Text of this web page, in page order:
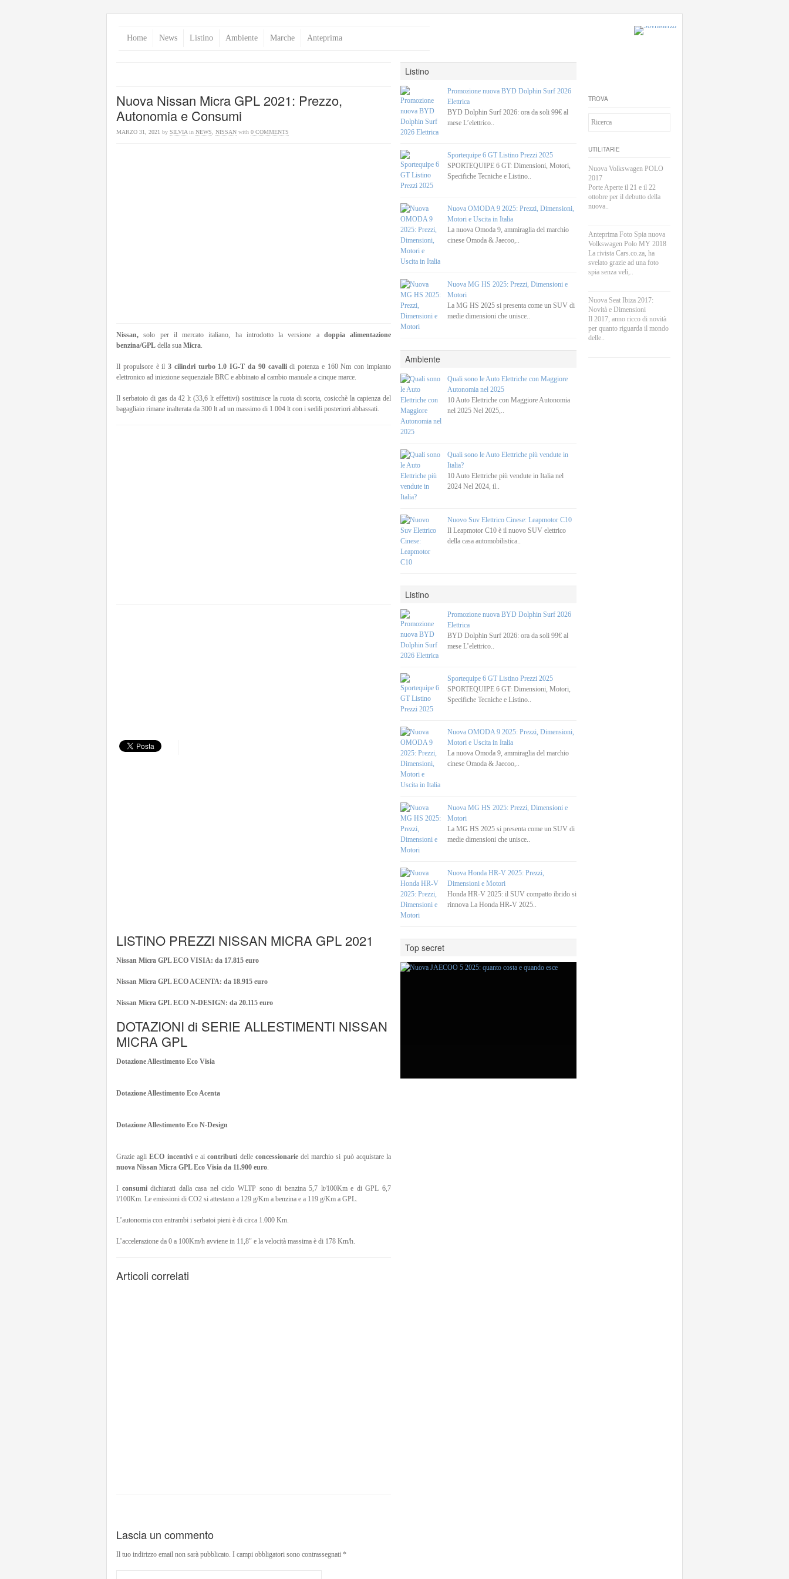
Home News Listino Ambiente Marche Anteprima
Nuova Nissan Micra GPL 2021: Prezzo,
Autonomia e Consumi
MARZO 31, 2021 by SILVIA in NEWS NISSAN with 0 COMMENTS
Nissan, solo per il mercato italiano, ha introdotto la versione adoppia alimentazione
benzina/GPL della sua Micra.
Il propulsore è il3 cilindri turbo 1.0 IG-T da 90 cavallidi potenza e 160 Nm con impianto
elettronico ad iniezione sequenziale BRC e abbinato al cambio manuale a cinque marce.
Il serbatoio di gas da 42 lt (33,6 lt effettivi) sostituisce la ruota di scorta, cosicchè la capienza del
bagagliaio rimane inalterata da 300 lt ad un massimo di 1.004 lt con i sedili posteriori abbassati.
LISTINO PREZZI NISSAN MICRA GPL 2021
Nissan Micra GPL ECO VISIA: da 17.815 euro
Nissan Micra GPL ECO ACENTA: da 18.915 euro
Nissan Micra GPL ECO N-DESIGN: da 20.115 euro
DOTAZIONI di SERIE ALLESTIMENTI NISSAN
MICRA GPL
Dotazione Allestimento Eco Visia
Dotazione Allestimento Eco Acenta
Dotazione Allestimento Eco N-Design
Grazie agliECO incentivie aicontributi delle concessionarie del marchio si può acquistare la
nuova Nissan Micra GPL Eco Visia da 11.900 euro.
I consumidichiarati dalla casa nel ciclo WLTP sono di benzina 5,7 lt/100Km e di GPL 6,7
l/100Km. Le emissioni di CO2 si attestano a 129 g/Km a benzina e a 119 g/Km a GPL.
L’autonomia con entrambi i serbatoi pieni è di circa 1.000 Km.
L’accelerazione da 0 a 100Km/h avviene in 11,8″ e la velocità massima è di 178 Km/h.
Articoli correlati
Lascia un commento
Il tuo indirizzo email non sarà pubblicato. I campi obbligatori sono contrassegnati *
Listino
Promozione nuova BYD Dolphin Surf 2026
Elettrica
BYD Dolphin Surf 2026: ora da soli 99€ al
mese L’elettrico..
Sportequipe 6 GT Listino Prezzi 2025
SPORTEQUIPE 6 GT: Dimensioni, Motori,
Specifiche Tecniche e Listino..
Nuova OMODA 9 2025: Prezzi, Dimensioni,
Motori e Uscita in Italia
La nuova Omoda 9, ammiraglia del marchio
cinese Omoda & Jaecoo,..
Nuova MG HS 2025: Prezzi, Dimensioni e
Motori
La MG HS 2025 si presenta come un SUV di
medie dimensioni che unisce..
Ambiente
Quali sono le Auto Elettriche con Maggiore
Autonomia nel 2025
10 Auto Elettriche con Maggiore Autonomia
nel 2025 Nel 2025,..
Quali sono le Auto Elettriche più vendute in
Italia?
10 Auto Elettriche più vendute in Italia nel
2024 Nel 2024, il..
Nuovo Suv Elettrico Cinese: Leapmotor C10
Il Leapmotor C10 è il nuovo SUV elettrico
della casa automobilistica..
Listino
Promozione nuova BYD Dolphin Surf 2026
Elettrica
BYD Dolphin Surf 2026: ora da soli 99€ al
mese L’elettrico..
Sportequipe 6 GT Listino Prezzi 2025
SPORTEQUIPE 6 GT: Dimensioni, Motori,
Specifiche Tecniche e Listino..
Nuova OMODA 9 2025: Prezzi, Dimensioni,
Motori e Uscita in Italia
La nuova Omoda 9, ammiraglia del marchio
cinese Omoda & Jaecoo,..
Nuova MG HS 2025: Prezzi, Dimensioni e
Motori
La MG HS 2025 si presenta come un SUV di
medie dimensioni che unisce..
Nuova Honda HR-V 2025: Prezzi,
Dimensioni e Motori
Honda HR-V 2025: il SUV compatto ibrido si
rinnova La Honda HR-V 2025..
Top secret
TROVA
UTILITARIE
Nuova Volkswagen POLO
2017
Porte Aperte il 21 e il 22
ottobre per il debutto della
nuova..
Anteprima Foto Spia nuova
Volkswagen Polo MY 2018
La rivista Cars.co.za, ha
svelato grazie ad una foto
spia senza veli,..
Nuova Seat Ibiza 2017:
Novità e Dimensioni
Il 2017, anno ricco di novità
per quanto riguarda il mondo
delle..